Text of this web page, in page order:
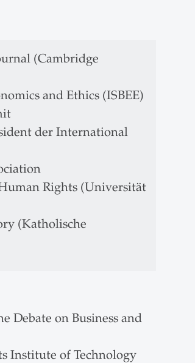
(Cambridge
and Ethics (ISBEE)
der International
Rights (Universität
(Katholische
Debate on Business and
Institute of Technology